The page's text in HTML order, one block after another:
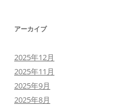
アーカイブ
2025年12月
2025年11月
2025年9月
2025年8月